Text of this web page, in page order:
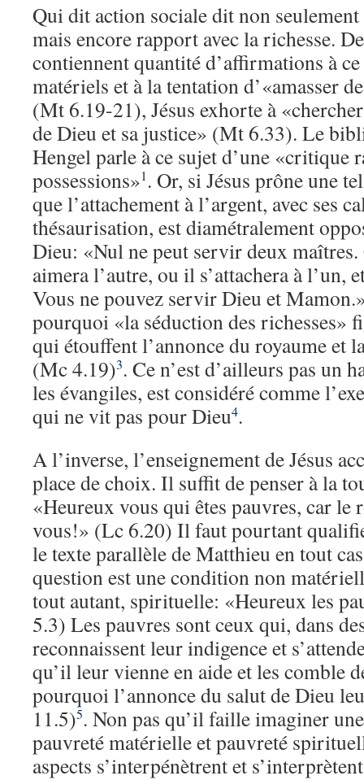
Qui dit action sociale dit non seulement
mais encore rapport avec la richesse.
contiennent quantité d’affirmations à
matériels et à la tentation d’«amasser
(Mt 6.19-21), Jésus exhorte à
de Dieu et sa justice» (Mt 6.33). Le
Hengel parle à ce sujet d’une «critique
possessions»1 . Or, si Jésus prône une
que l’attachement à l’argent, avec ses
thésaurisation, est diamétralement
Dieu: «Nul ne peut servir deux
aimera l’autre, ou il s’attachera à l’un,
Vous ne pouvez servir Dieu et
pourquoi «la séduction des richesses»
qui étouffent l’annonce du royaume et
(Mc 4.19)3. Ce n’est d’ailleurs pas un
les évangiles, est considéré comme
qui ne vit pas pour Dieu4.
A l’inverse, l’enseignement de Jésus
place de choix. Il suffit de penser à la
«Heureux vous qui êtes pauvres, car le
vous!» (Lc 6.20) Il faut pourtant
le texte parallèle de Matthieu en tout
question est une condition non
tout autant, spirituelle: «Heureux les
5.3) Les pauvres sont ceux qui, dans
reconnaissent leur indigence et
qu’il leur vienne en aide et les comble
pourquoi l’annonce du salut de Dieu
11.5)5. Non pas qu’il faille imaginer
pauvreté matérielle et pauvreté
aspects s’interpénètrent et